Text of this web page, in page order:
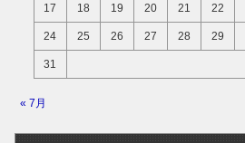
17 18 19 20 21 22
24 25 26 27 28 29
31
« 7月